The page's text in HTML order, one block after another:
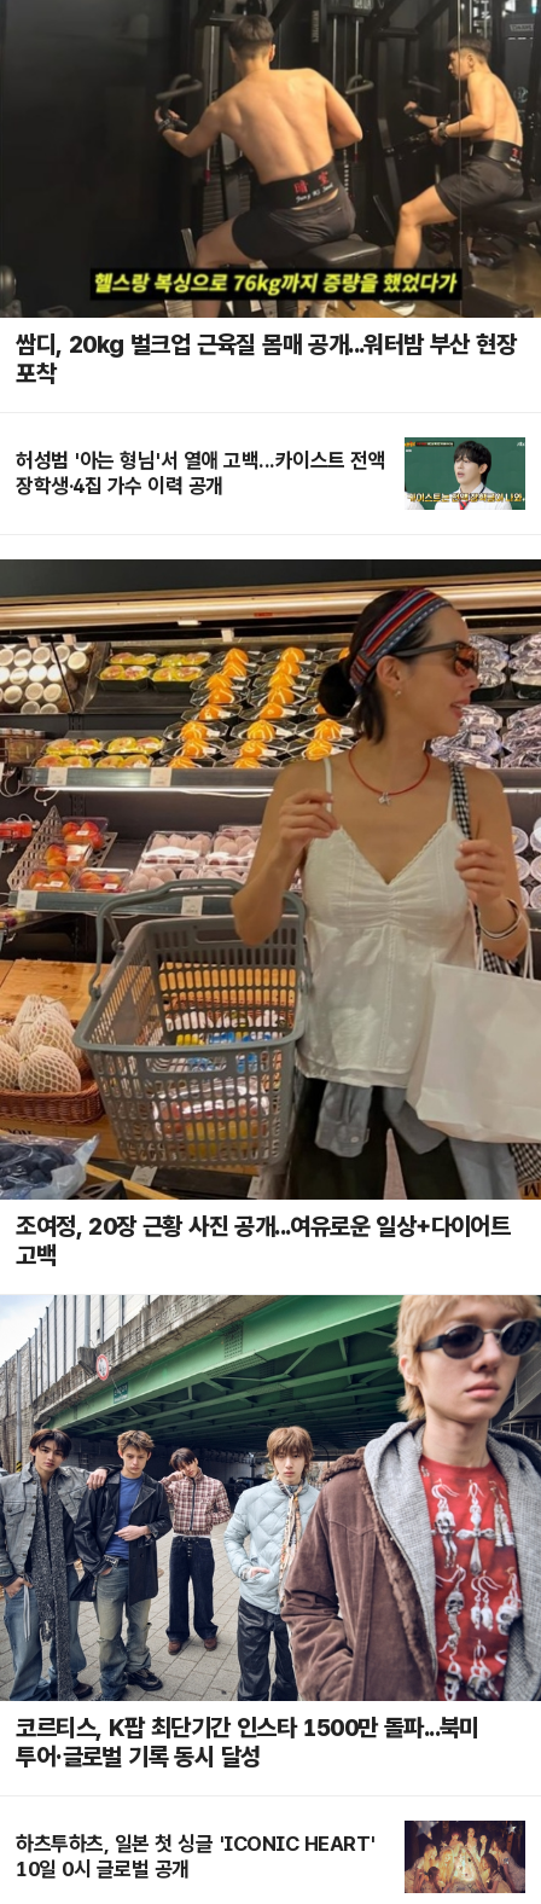
쌈디, 20kg 벌크업 근육질 몸매 공개...워터밤 부산 현장
포착
허성범 '아는 형님'서 열애 고백...카이스트 전액
장학생·4집 가수 이력 공개
조여정, 20장 근황 사진 공개...여유로운 일상+다이어트
고백
코르티스, K팝 최단기간 인스타 1500만 돌파...북미
투어·글로벌 기록 동시 달성
하츠투하츠, 일본 첫 싱글 'ICONIC HEART'
10일 0시 글로벌 공개